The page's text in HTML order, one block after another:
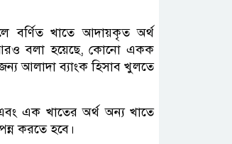
বর্ণিত খাতে আদায়কৃত অর্থ
আরও বলা হয়েছে, কোনো একক
আলাদা ব্যাংক হিসাব খুলতে
এক খাতের অর্থ অন্য খাতে
করতে হবে।